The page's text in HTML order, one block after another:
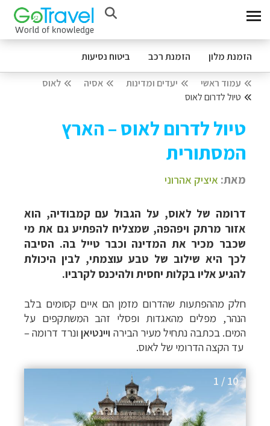
הזמנת מלון הזמנת רכב ביטוח נסיעות
עמוד ראשי יעדים ומדינות אסיה
לאוס
טיול לדרום לאוס
טיול לדרום לאוס – הארץ
המסתורית
מאת: איציק אהרוני
דרומה של לאוס, על הגבול עם קמבודיה, הוא
אזור מרתק ויפהפה, שמצליח להפתיע גם את מי
שכבר מכיר את המדינה וכבר טייל בה. הסיבה
לכך היא שילוב של טבע עוצמתי, לבין היכולת
להגיע אליו בקלות יחסית ולהיכנס לקרביו.
חלק מההפתעות שהדרום מזמן הם איים קסומים בלב
הנהר, מפלים מהאגדות ופסלי זהב המשתקפים על
המים. בכתבה נתחיל מעיר הבירה ויינטיאןונרד דרומה–
עד הקצה הדרומי של לאוס.
1 / 10